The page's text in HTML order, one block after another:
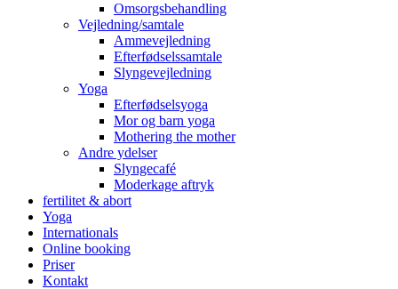
Omsorgsbehandling
Vejledning/samtale
Ammevejledning
Efterfødselssamtale
Slyngevejledning
Yoga
Efterfødselsyoga
Mor og barn yoga
Mothering the mother
Andre ydelser
Slyngecafé
Moderkage aftryk
fertilitet & abort
Yoga
Internationals
Online booking
Priser
Kontakt